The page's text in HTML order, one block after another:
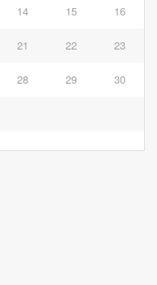
14 15 16
21 22 23
28 29 30